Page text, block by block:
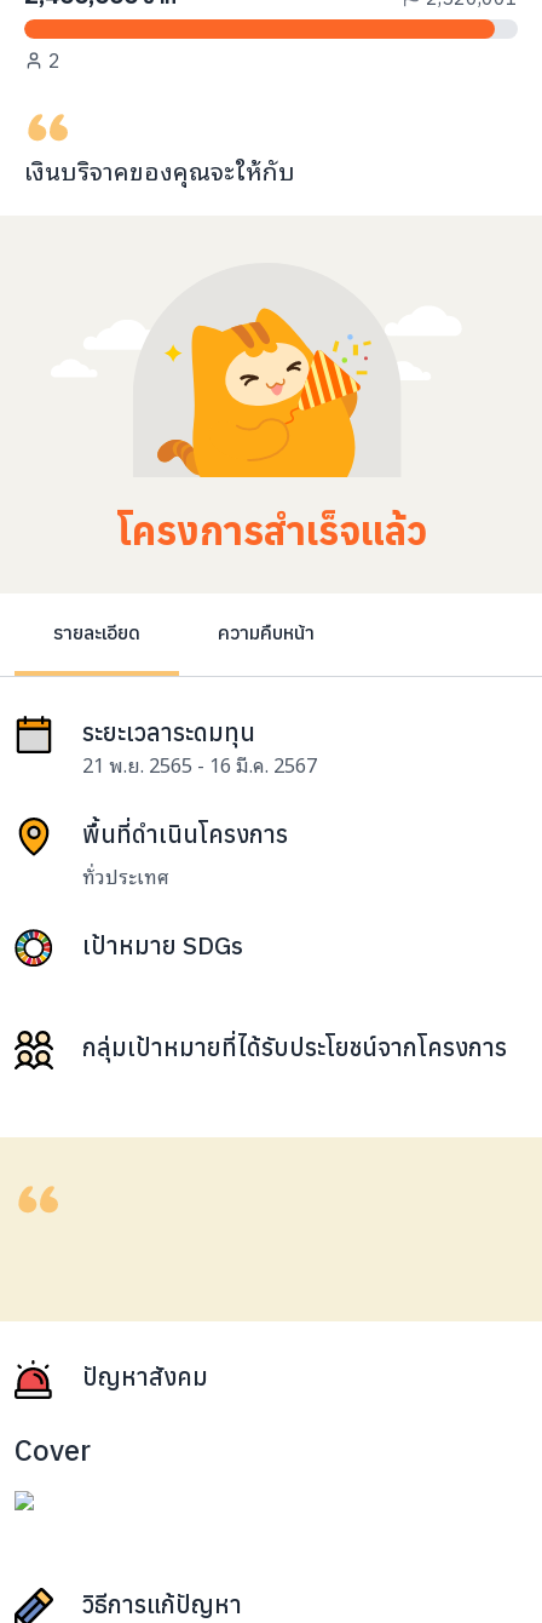
2
เงินบริจาคของคุณจะให้กับ
โครงการสำเร็จแล้ว
รายละเอียด ความคืบหน้า
ระยะเวลาระดมทุน
21 พ.ย. 2565 - 16 มี.ค. 2567
พื้นที่ดำเนินโครงการ
ทั่วประเทศ
เป้าหมาย SDGs
กลุ่มเป้าหมายที่ได้รับประโยชน์จากโครงการ
ปัญหาสังคม
Cover
วิธีการแก้ปัญหา